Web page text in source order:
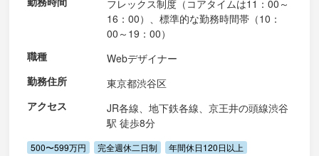
フレックス制度（コアタイムは11：00～
16：00）、標準的な勤務時間帯（10：
00～19：00）
職種
Webデザイナー
勤務住所
東京都渋谷区
アクセス
JR各線、地下鉄各線、京王井の頭線渋谷
駅 徒歩8分
500〜599万円 完全週休二日制
年間休日120日以上